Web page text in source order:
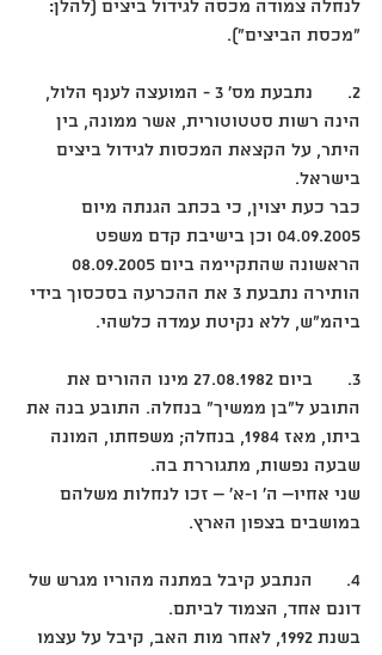
לנחלה צמודה מכסה לגידול ביצים (להלן:
"מכסת הביצים").
2. 	נתבעת מס' 3 - המועצה לענף הלול,
הינה רשות סטטוטורית, אשר ממונה, בין
היתר, על הקצאת המכסות לגידול ביצים
בישראל.
כבר כעת יצוין, כי בכתב הגנתה מיום
04.09.2005 וכן בישיבת קדם משפט
הותירה נתבעת 3 את ההכרעה בסכסוך בידי
ביהמ"ש, ללא נקיטת עמדה כלשהי.
3.	ביום 27.08.1982 מינו ההורים את
התובע ל"בן ממשיך" בנחלה. התובע בנה את
ביתו, מאז 1984, בנחלה; משפחתו, המונה
שבעה נפשות, מתגוררת בה.
שני אחיו– ה' ו-א' – זכו לנחלות משלהם
במושבים בצפון הארץ.
4.	הנתבע קיבל במתנה מהוריו מגרש של
דונם אחד, הצמוד לביתם.
בשנת 1992, לאחר מות האב, קיבל על עצמו